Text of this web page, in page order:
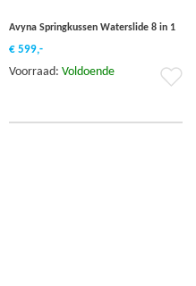
Voeg
Avyna Springkussen Waterslide 8 in 1
€ 599,-
Voorraad: Voldoende